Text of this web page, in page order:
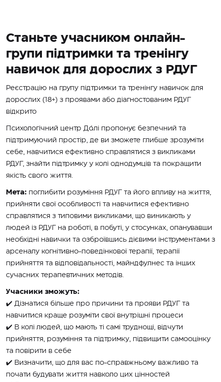
Станьте учасником онлайн-
групи підтримки та тренінгу
навичок для дорослих з РДУГ
Реєстрацію на групу підтримки та тренінгу навичок для
дорослих (18+) з проявами або діагностованим РДУГ
відкрито
Психологічний центр Дáлі пропонує безпечний та
підтримуючий простір, де ви зможете глибше зрозуміти
себе, навчитися ефективно справлятися з викликами
РДУГ, знайти підтримку у колі однодумців та покращити
якість свого життя.
Мета: поглибити розуміння РДУГ та його впливу на життя,
прийняти свої особливості та навчитися ефективно
справлятися з типовими викликами, що виникають у
людей із РДУГ на роботі, в побуті, у стосунках, опанувавши
необхідні навички та озброївшись дієвими інструментами з
арсеналу когнітивно-поведінкової терапії, терапії
прийняття та відповідальності, майндфулнес та інших
сучасних терапевтичних методів.
Учасники зможуть:
✔️ Дізнатися більше про причини та прояви РДУГ та
навчитися краще розуміти свої внутрішні процеси
✔️ В колі людей, що мають ті самі труднощі, відчути
прийняття, розуміння та підтримку, підвищити самооцінку
та повірити в себе
✔️ Визначити, що для вас по-справжньому важливо та
почати будувати життя навколо цих цінностей